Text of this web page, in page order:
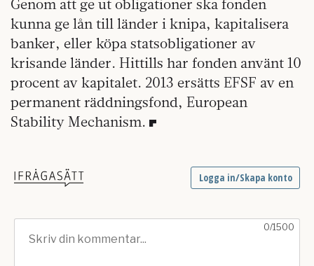
Genom att ge ut obligationer ska fonden
kunna ge lån till länder i knipa, kapitalisera
banker, eller köpa statsobligationer av
krisande länder. Hittills har fonden använt 10
procent av kapitalet. 2013 ersätts EFSF av en
permanent räddningsfond, European
Stability Mechanism.